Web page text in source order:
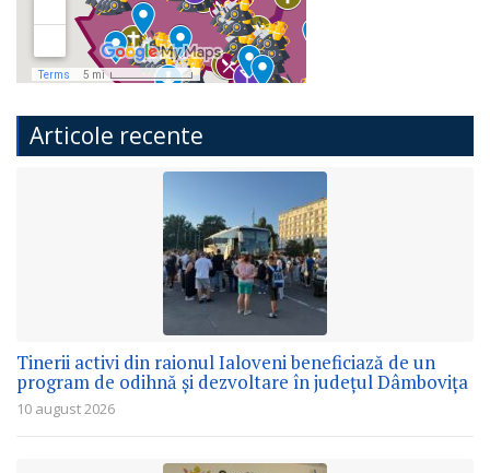
Articole recente
Tinerii activi din raionul Ialoveni beneficiază de un
program de odihnă și dezvoltare în județul Dâmbovița
10 august 2026